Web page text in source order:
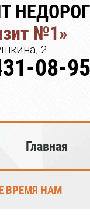
№1»
2
08-95
Главная
ВРЕМЯ НАМ